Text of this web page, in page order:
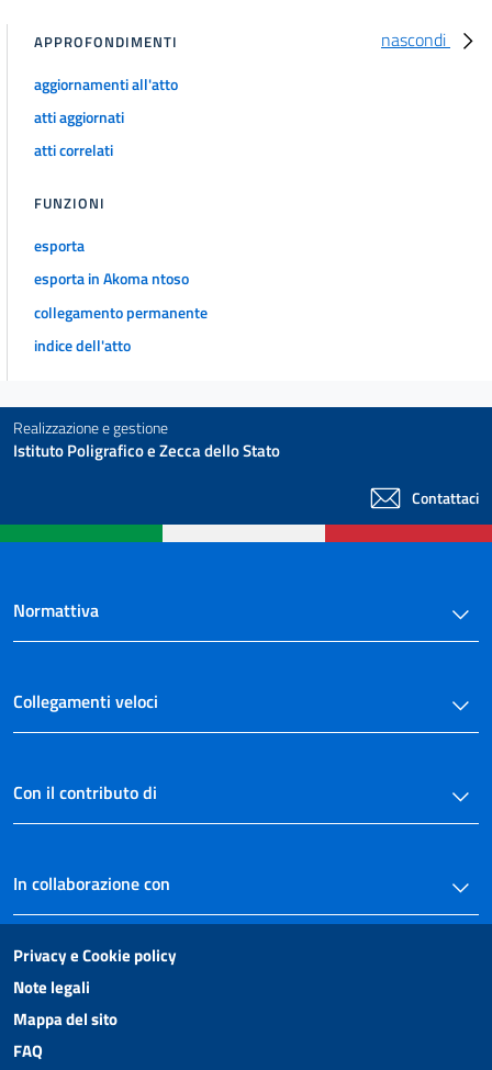
nascondi
APPROFONDIMENTI
aggiornamenti all'atto
atti aggiornati
atti correlati
FUNZIONI
esporta
esporta in Akoma ntoso
collegamento permanente
indice dell'atto
Realizzazione e gestione
Istituto Poligrafico e Zecca dello Stato
Contattaci
Normattiva
Collegamenti veloci
Con il contributo di
In collaborazione con
Privacy e Cookie policy
Note legali
Mappa del sito
FAQ